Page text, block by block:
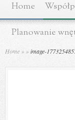
Home
Planowanie
Home » »image-